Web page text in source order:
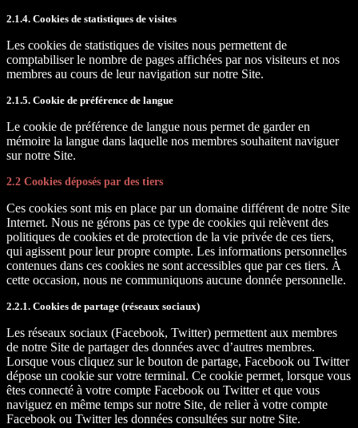
2.1.4. Cookies de statistiques de visites
Les cookies de statistiques de visites nous permettent de
comptabiliser le nombre de pages affichées par nos visiteurs et nos
membres au cours de leur navigation sur notre Site.
2.1.5. Cookie de préférence de langue
Le cookie de préférence de langue nous permet de garder en
mémoire la langue dans laquelle nos membres souhaitent naviguer
sur notre Site.
2.2 Cookies déposés par des tiers
Ces cookies sont mis en place par un domaine différent de notre Site
Internet. Nous ne gérons pas ce type de cookies qui relèvent des
politiques de cookies et de protection de la vie privée de ces tiers,
qui agissent pour leur propre compte. Les informations personnelles
contenues dans ces cookies ne sont accessibles que par ces tiers. À
cette occasion, nous ne communiquons aucune donnée personnelle.
2.2.1. Cookies de partage (réseaux sociaux)
Les réseaux sociaux (Facebook, Twitter) permettent aux membres
de notre Site de partager des données avec d’autres membres.
Lorsque vous cliquez sur le bouton de partage, Facebook ou Twitter
dépose un cookie sur votre terminal. Ce cookie permet, lorsque vous
êtes connecté à votre compte Facebook ou Twitter et que vous
naviguez en même temps sur notre Site, de relier à votre compte
Facebook ou Twitter les données consultées sur notre Site.